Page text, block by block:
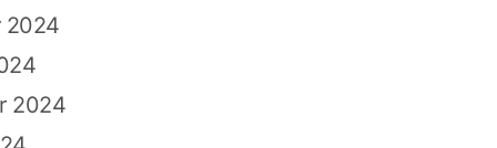
2024
2024